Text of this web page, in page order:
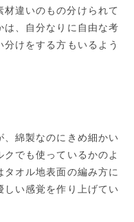
いのもの分けられて
は、自分なりに自由な考
けをする方もいるよう
綿製なのにきめ細かい
でも使っているかのよ
タオル地表面の編み方に
い感覚を作り上げてい